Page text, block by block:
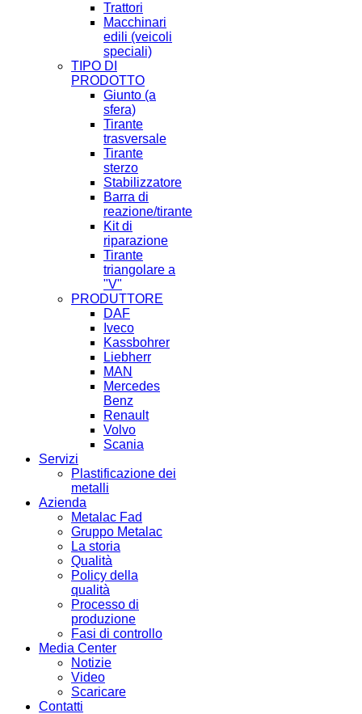
Trattori
Macchinari
edili (veicoli
speciali)
TIPO DI
PRODOTTO
Giunto (a
sfera)
Tirante
trasversale
Tirante
sterzo
Stabilizzatore
Barra di
reazione/tirante
Kit di
riparazione
Tirante
triangolare a
"V"
PRODUTTORE
DAF
Iveco
Kassbohrer
Liebherr
MAN
Mercedes
Benz
Renault
Volvo
Scania
Servizi
Plastificazione dei
metalli
Azienda
Metalac Fad
Gruppo Metalac
La storia
Qualità
Policy della
qualità
Processo di
produzione
Fasi di controllo
Media Center
Notizie
Video
Scaricare
Contatti